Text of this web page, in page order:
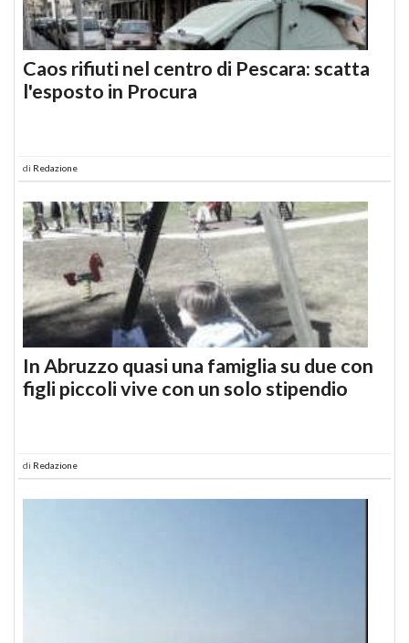
Caos rifiuti nel centro di Pescara: scatta
l'esposto in Procura
di Redazione
In Abruzzo quasi una famiglia su due con
figli piccoli vive con un solo stipendio
di Redazione